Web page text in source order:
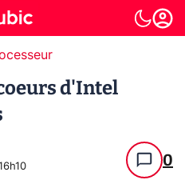
d'Intel
0